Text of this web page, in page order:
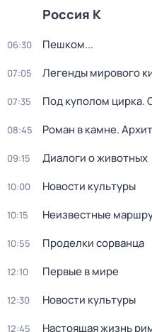
Россия К
06:30 Пешком...
07:05 Легенды мирового
07:35 Под куполом цирка.
08:45 Роман в камне.
09:15 Диалоги о животных
10:00 Новости культуры
10:15 Неизвестные
10:55 Проделки сорванца
12:10 Первые в мире
12:30 Новости культуры
12:45 Настоящая жизнь